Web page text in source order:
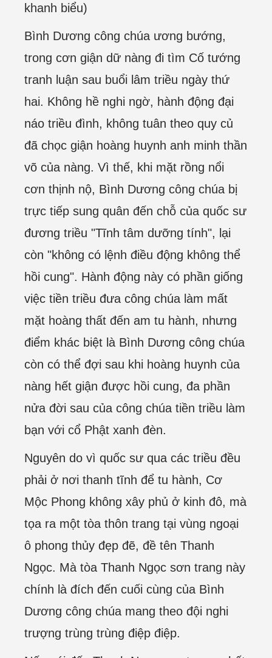
khanh biểu)
Bình Dương công chúa ương bướng,
trong cơn giận dữ nàng đi tìm Cố tướng
tranh luận sau buổi lâm triều ngày thứ
hai. Không hề nghi ngờ, hành động đại
náo triều đình, không tuân theo quy củ
đã chọc giận hoàng huynh anh minh thần
võ của nàng. Vì thế, khi mặt rồng nổi
cơn thịnh nộ, Bình Dương công chúa bị
trực tiếp sung quân đến chỗ của quốc sư
đương triều "Tĩnh tâm dưỡng tính", lại
còn "không có lệnh điều động không thể
hồi cung". Hành động này có phần giống
việc tiền triều đưa công chúa làm mất
mặt hoàng thất đến am tu hành, nhưng
điểm khác biệt là Bình Dương công chúa
còn có thể đợi sau khi hoàng huynh của
nàng hết giận được hồi cung, đa phần
nửa đời sau của công chúa tiền triều làm
bạn với cổ Phật xanh đèn.
Nguyên do vì quốc sư qua các triều đều
phải ở nơi thanh tĩnh để tu hành, Cơ
Mộc Phong không xây phủ ở kinh đô, mà
tọa ra một tòa thôn trang tại vùng ngoại
ô phong thủy đẹp đẽ, đề tên Thanh
Ngọc. Mà tòa Thanh Ngọc sơn trang này
chính là đích đến cuối cùng của Bình
Dương công chúa mang theo đội nghi
trượng trùng trùng điệp điệp.